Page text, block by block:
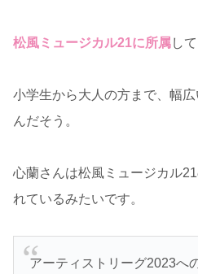
松風ミュージカル21に所属し
小学生から大人の方まで、幅
んだそう。
心蘭さんは松風ミュージカル
れているみたいです。
アーティストリーグ2023へ